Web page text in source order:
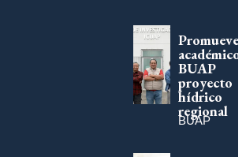
Promueve
académico
BUAP
proyecto
hídrico
regional
BUAP